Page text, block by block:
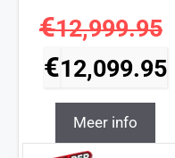
van 5
€12,999.95
€12,099.95
Meer info